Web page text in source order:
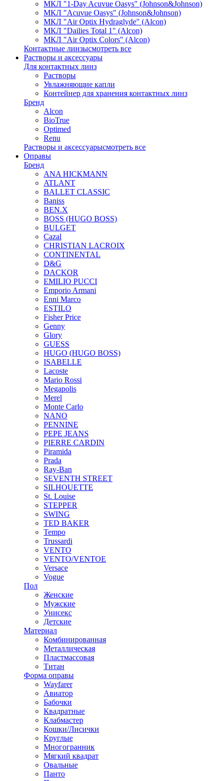
МКЛ "1-Day Acuvue Oasys" (Johnson&Johnson)
МКЛ "Acuvue Oasys" (Johnson&Johnson)
МКЛ "Air Optix Hydraglyde" (Alcon)
МКЛ "Dailies Total 1" (Alcon)
МКЛ "Air Optix Colors" (Alcon)
Контактные линзысмотреть все
Растворы и аксессуары
Для контактных линз
Растворы
Увлажняющие капли
Контейнер для хранения контактных линз
Бренд
Alcon
BioTrue
Optimed
Renu
Растворы и аксессуарысмотреть все
Оправы
Бренд
ANA HICKMANN
ATLANT
BALLET CLASSIC
Baniss
BEN.X
BOSS (HUGO BOSS)
BULGET
Cazal
CHRISTIAN LACROIX
CONTINENTAL
D&G
DACKOR
EMILIO PUCCI
Emporio Armani
Enni Marco
ESTILO
Fisher Price
Genny
Glory
GUESS
HUGO (HUGO BOSS)
ISABELLE
Lacoste
Mario Rossi
Megapolis
Merel
Monte Carlo
NANO
PENNINE
PEPE JEANS
PIERRE CARDIN
Piramida
Prada
Ray-Ban
SEVENTH STREET
SILHOUETTE
St. Louise
STEPPER
SWING
TED BAKER
Tempo
Trussardi
VENTO
VENTO/VENTOE
Versace
Vogue
Пол
Женские
Мужские
Унисекс
Детские
Материал
Комбинированная
Металлическая
Пластмассовая
Титан
Форма оправы
Wayfarer
Авиатор
Бабочки
Квадратные
Клабмастер
Кошки/Лисички
Круглые
Многогранник
Мягкий квадрат
Овальные
Панто